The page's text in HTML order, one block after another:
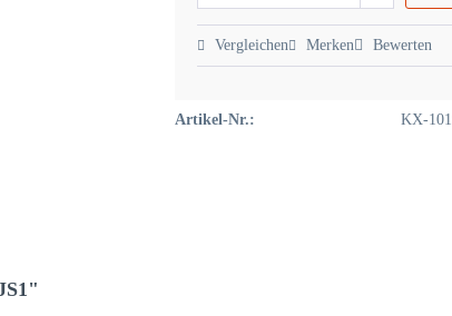
Vergleichen Merken Bewerten
Artikel-Nr.: KX-